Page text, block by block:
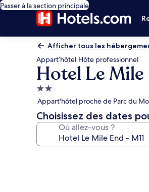
Passer à la section principale
Afficher tous les
Appart’hôtel·Hôte professionnel
Hotel Le Mile
Hébergement
2.0 étoiles
Appart'hôtel proche de Parc du
Choisissez des dates
Où allez-vous ?